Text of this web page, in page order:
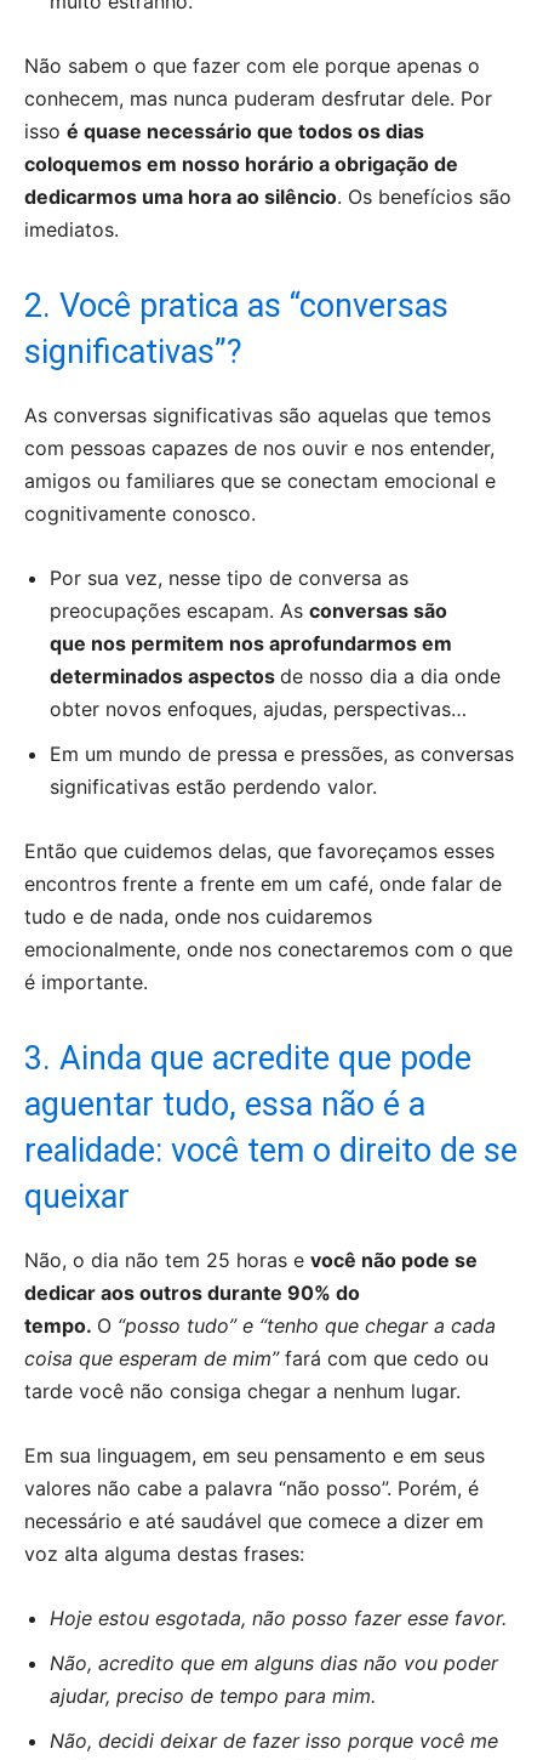
Não sabem o que fazer com ele porque apenas o
conhecem, mas nunca puderam desfrutar dele. Por
isso é quase necessário que todos os dias
coloquemos em nosso horário a obrigação de
dedicarmos uma hora ao silêncio. Os benefícios são
imediatos.
2. Você pratica as “conversas
significativas”?
As conversas significativas são aquelas que temos
com pessoas capazes de nos ouvir e nos entender,
amigos ou familiares que se conectam emocional e
cognitivamente conosco.
Por sua vez, nesse tipo de conversa as
preocupações escapam. As conversas são
que nos permitem nos aprofundarmos em
determinados aspectos de nosso dia a dia onde
obter novos enfoques, ajudas, perspectivas…
Em um mundo de pressa e pressões, as conversas
significativas estão perdendo valor.
Então que cuidemos delas, que favoreçamos esses
encontros frente a frente em um café, onde falar de
tudo e de nada, onde nos cuidaremos
emocionalmente, onde nos conectaremos com o que
é importante.
3. Ainda que acredite que pode
aguentar tudo, essa não é a
realidade: você tem o direito de se
queixar
Não, o dia não tem 25 horas e você não pode se
dedicar aos outros durante 90% do
tempo. O “posso tudo” e “tenho que chegar a cada
coisa que esperam de mim” fará com que cedo ou
tarde você não consiga chegar a nenhum lugar.
Em sua linguagem, em seu pensamento e em seus
valores não cabe a palavra “não posso”. Porém, é
necessário e até saudável que comece a dizer em
voz alta alguma destas frases:
Hoje estou esgotada, não posso fazer esse favor.
Não, acredito que em alguns dias não vou poder
ajudar, preciso de tempo para mim.
Não, decidi deixar de fazer isso porque você me